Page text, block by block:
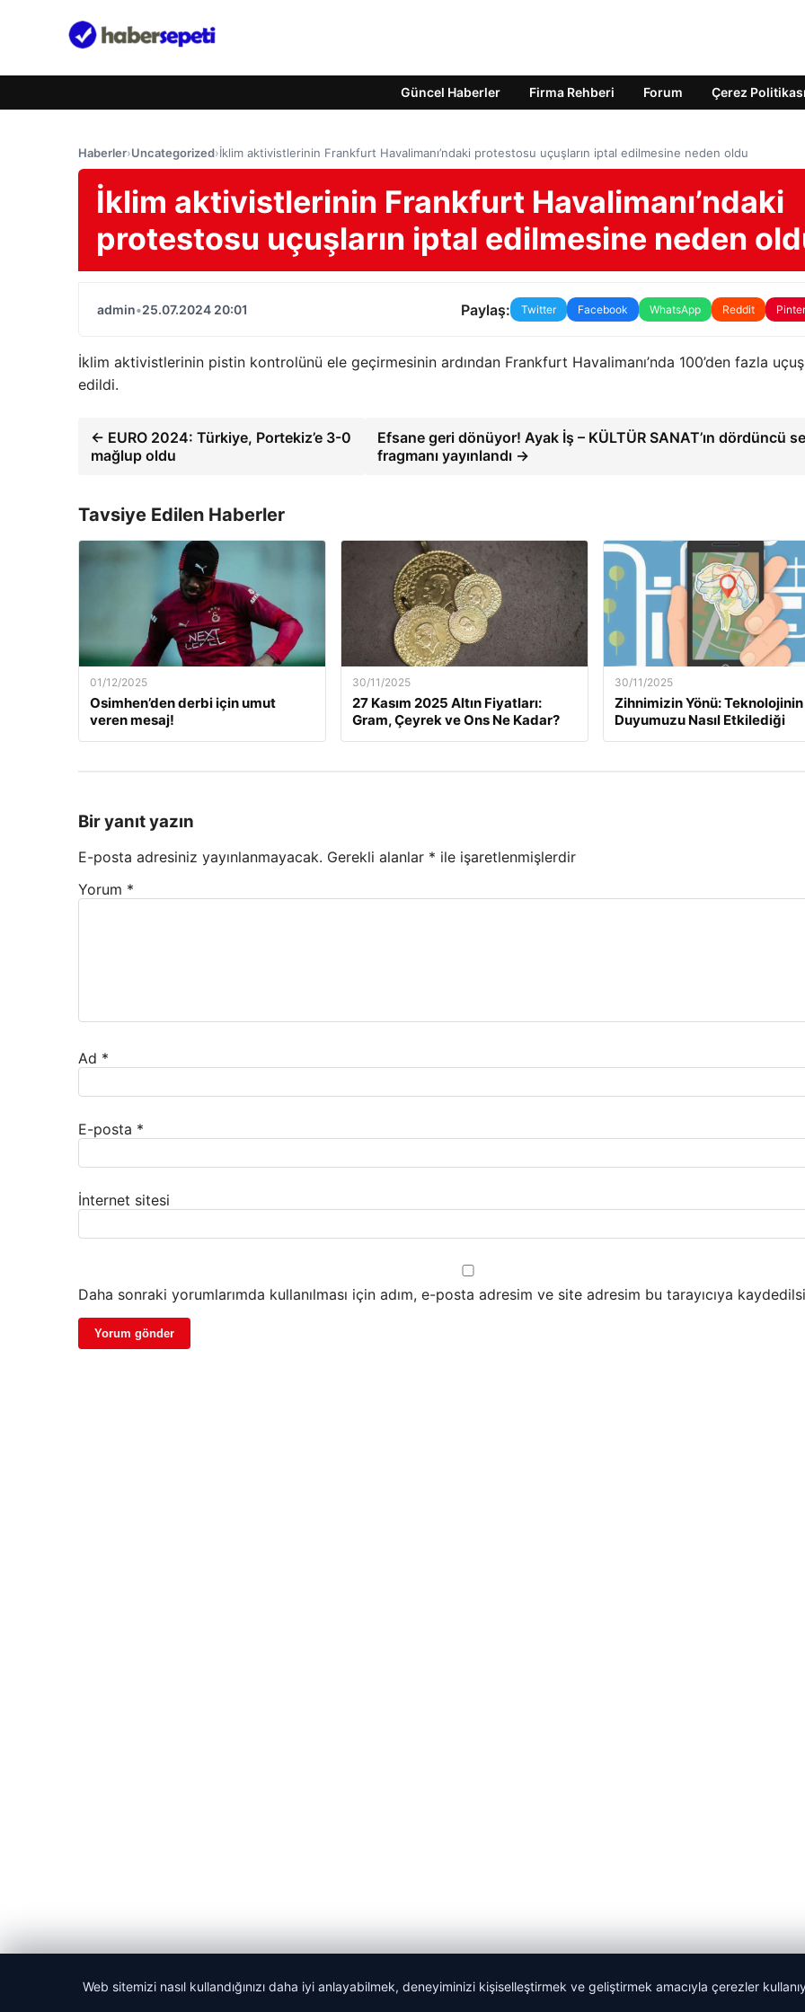
Güncel Haberler Firma Rehberi Forum Çerez Politikası
Haberler›Uncategorized›İklim aktivistlerinin Frankfurt Havalimanı’ndaki protestosu uçuşların iptal edilmesine neden oldu
İklim aktivistlerinin Frankfurt Havalimanı’ndaki
protestosu uçuşların iptal edilmesine neden
admin•25.07.2024 20:01 Paylaş: Twitter Facebook WhatsApp Reddit
İklim aktivistlerinin pistin kontrolünü ele geçirmesinin ardından Frankfurt Havalimanı’nda 100’den fazla
edildi.
← EURO 2024: Türkiye, Portekiz’e 3-0
mağlup oldu
Efsane geri dönüyor! Ayak İş – KÜLTÜR SANAT’ın dördüncü
fragmanı yayınlandı →
Tavsiye Edilen Haberler
01/12/2025
Osimhen’den derbi için umut
veren mesaj!
30/11/2025
27 Kasım 2025 Altın Fiyatları:
Gram, Çeyrek ve Ons Ne Kadar?
30/11/2025
Zihnimizin Yönü: Teknolojinin
Duyumuzu Nasıl Etkilediği
Bir yanıt yazın
E-posta adresiniz yayınlanmayacak. Gerekli alanlar * ile işaretlenmişlerdir
Yorum *
Ad *
E-posta *
İnternet sitesi
Daha sonraki yorumlarımda kullanılması için adım, e-posta adresim ve site adresim bu tarayıcıya
Web sitemizi nasıl kullandığınızı daha iyi anlayabilmek, deneyiminizi kişiselleştirmek ve geliştirmek amacıyla çerezler